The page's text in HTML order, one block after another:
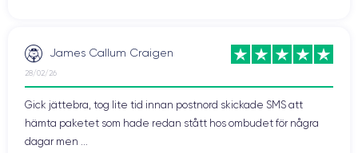
James Callum Craigen
28/02/26
Gick jättebra, tog lite tid innan postnord skickade SMS att
hämta paketet som hade redan stått hos ombudet för några
dagar men ...